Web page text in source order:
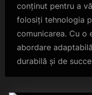
conținut pentru a
folosiți tehnologia
comunicarea. Cu o
abordare
durabilă și de